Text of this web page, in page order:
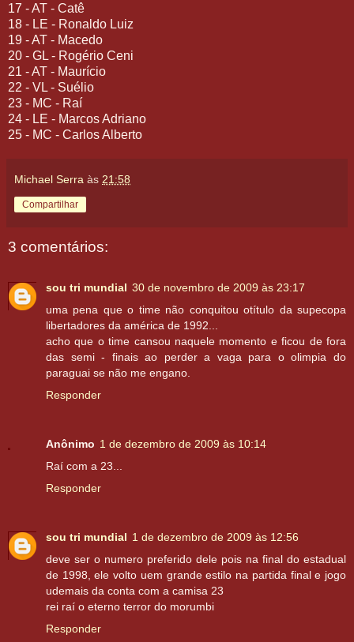
17 - AT - Catê
18 - LE - Ronaldo Luiz
19 - AT - Macedo
20 - GL - Rogério Ceni
21 - AT - Maurício
22 - VL - Suélio
23 - MC - Raí
24 - LE - Marcos Adriano
25 - MC - Carlos Alberto
Michael Serra às 21:58
Compartilhar
3 comentários:
sou tri mundial 30 de novembro de 2009 às 23:17
uma pena que o time não conquitou otítulo da supecopa
libertadores da américa de 1992...
acho que o time cansou naquele momento e ficou de fora
das semi - finais ao perder a vaga para o olimpia do
paraguai se não me engano.
Responder
Anônimo 1 de dezembro de 2009 às 10:14
Raí com a 23...
Responder
sou tri mundial 1 de dezembro de 2009 às 12:56
deve ser o numero preferido dele pois na final do estadual
de 1998, ele volto uem grande estilo na partida final e jogo
udemais da conta com a camisa 23
rei raí o eterno terror do morumbi
Responder